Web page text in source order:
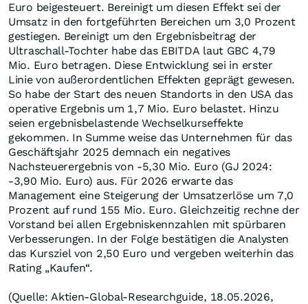
Euro beigesteuert. Bereinigt um diesen Effekt sei der
Umsatz in den fortgeführten Bereichen um 3,0 Prozent
gestiegen. Bereinigt um den Ergebnisbeitrag der
Ultraschall-Tochter habe das EBITDA laut GBC 4,79
Mio. Euro betragen. Diese Entwicklung sei in erster
Linie von außerordentlichen Effekten geprägt gewesen.
So habe der Start des neuen Standorts in den USA das
operative Ergebnis um 1,7 Mio. Euro belastet. Hinzu
seien ergebnisbelastende Wechselkurseffekte
gekommen. In Summe weise das Unternehmen für das
Geschäftsjahr 2025 demnach ein negatives
Nachsteuerergebnis von -5,30 Mio. Euro (GJ 2024:
-3,90 Mio. Euro) aus. Für 2026 erwarte das
Management eine Steigerung der Umsatzerlöse um 7,0
Prozent auf rund 155 Mio. Euro. Gleichzeitig rechne der
Vorstand bei allen Ergebniskennzahlen mit spürbaren
Verbesserungen. In der Folge bestätigen die Analysten
das Kursziel von 2,50 Euro und vergeben weiterhin das
Rating „Kaufen“.
(Quelle: Aktien-Global-Researchguide, 18.05.2026,